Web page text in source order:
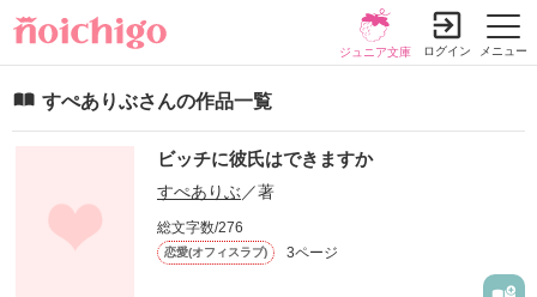
メニュー
ジュニア文庫 ログイン
すぺありぶさんの作品一覧
ビッチに彼氏はできますか
すぺありぶ ／著
総文字数/276
恋愛(オフィスラブ) 3ページ